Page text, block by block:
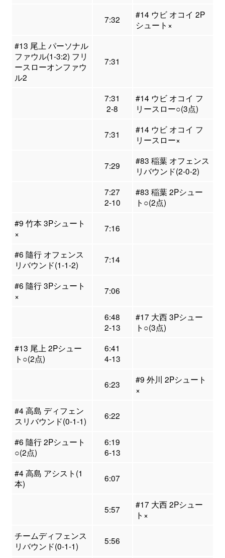
7:32
#14 ウビ オコイ 2P
シュート×
#13 尾上 パーソナル
ファウル(1-3:2) フリ
ースローオンファウ
ル2
7:31
7:31
2-8
#14 ウビ オコイ フ
リースロー○(3点)
7:31
#14 ウビ オコイ フ
リースロー×
7:29
#83 稲葉 オフェンス
リバウンド(2-0-2)
7:27
2-10
#83 稲葉 2Pシュー
ト○(2点)
#9 竹本 3Pシュート
×
7:16
#6 隨行 オフェンス
リバウンド(1-1-2)
7:14
#6 隨行 3Pシュート
×
7:06
6:48
2-13
#17 大西 3Pシュー
ト○(3点)
#13 尾上 2Pシュー
ト○(2点)
6:41
4-13
6:23
#9 外川 2Pシュート
×
#4 高島 ディフェン
スリバウンド(0-1-1)
6:22
#6 隨行 2Pシュート
○(2点)
6:19
6-13
#4 高島 アシスト(1
本)
6:07
5:57
#17 大西 2Pシュー
ト×
チームディフェンス
リバウンド(0-1-1)
5:56